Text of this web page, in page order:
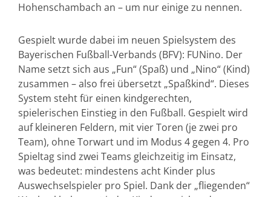
Hohenschambach an – um nur einige zu nennen.
Gespielt wurde dabei im neuen Spielsystem des
Bayerischen Fußball-Verbands (BFV): FUNino. Der
Name setzt sich aus „Fun“ (Spaß) und „Nino“ (Kind)
zusammen – also frei übersetzt „Spaßkind“. Dieses
System steht für einen kindgerechten,
spielerischen Einstieg in den Fußball. Gespielt wird
auf kleineren Feldern, mit vier Toren (je zwei pro
Team), ohne Torwart und im Modus 4 gegen 4. Pro
Spieltag sind zwei Teams gleichzeitig im Einsatz,
was bedeutet: mindestens acht Kinder plus
Auswechselspieler pro Spiel. Dank der „fliegenden“